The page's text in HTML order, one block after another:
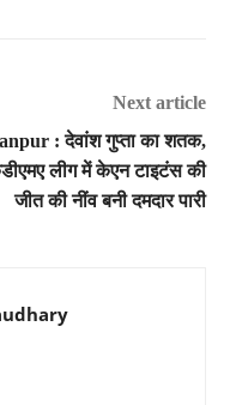
Next article
: देवांश गुप्ता का शतक,
लीग में केएन टाइटंस की
जीत की नींव बनी दमदार पारी